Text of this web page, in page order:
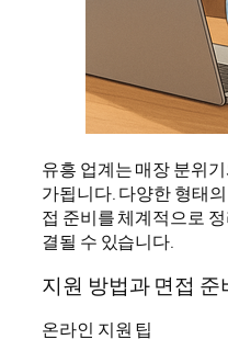
유흥 업계는 매장 분위
가됩니다. 다양한 형태
접 준비를 체계적으로
결될 수 있습니다.
지원 방법과 면접 준
온라인 지원 팁